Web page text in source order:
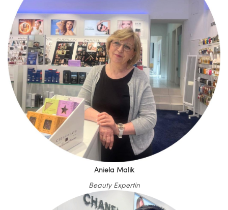
Aniela Malik
Beauty Expertin